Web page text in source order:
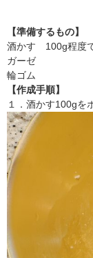
【準備するもの】
酒かす 100g程度
ガーゼ
輪ゴム
【作成手順】
１．酒かす100gを